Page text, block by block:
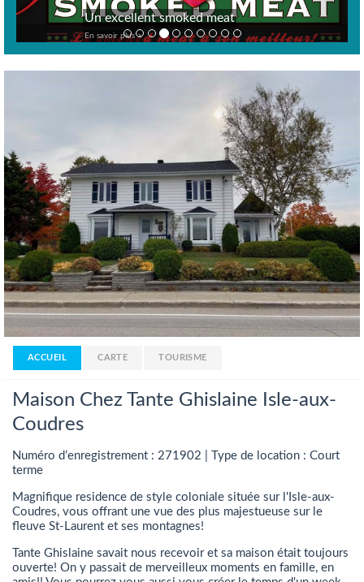
Un excellent smoked meat
En savoir plus >
ACCUEIL CARTE TOURISME
Maison Chez Tante Ghislaine Isle-aux-
Coudres
Numéro d’enregistrement : 271902 | Type de location : Court
terme
Magnifique residence de style coloniale située sur l'Isle-aux-
Coudres, vous offrant une vue des plus majestueuse sur le
fleuve St-Laurent et ses montagnes!
Tante Ghislaine savait nous recevoir et sa maison était toujours
ouverte! On y passait de merveilleux moments en famille, en